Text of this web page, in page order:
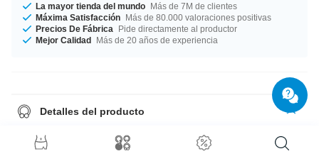
La mayor tienda del mundo Más de 7M de clientes
Máxima Satisfacción Más de 80.000 valoraciones positivas
Precios De Fábrica
Pide directamente al productor
Mejor Calidad Más de 20 años de experiencia
Detalles del producto
22 mm están en stock. Bolas disponibles en las tallas 4 mm o 5 mm. ¡Un
producto simple pero con estilo directamente salido de nuestra fábrica de